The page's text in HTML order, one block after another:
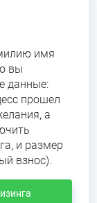
имя
вы
данные:
прошел
а
и размер
взнос).